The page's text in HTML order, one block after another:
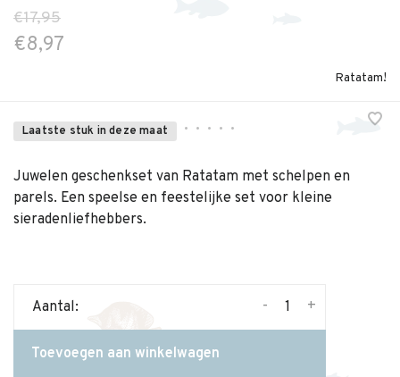
€17,95
€8,97
Ratatam!
Laatste stuk in deze maat • • • • •
Juwelen geschenkset van Ratatam met schelpen en
parels. Een speelse en feestelijke set voor kleine
sieradenliefhebbers.
Aantal: +
-
Toevoegen aan winkelwagen